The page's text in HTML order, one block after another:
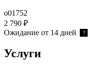
о01752
2 790 ₽
Ожидание от 14 дней
?
Услуги